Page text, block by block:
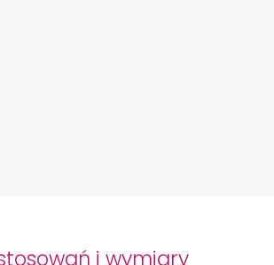
i wymiary